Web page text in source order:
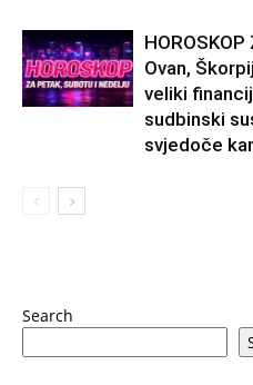
Ovan,
veliki
sudbinski
svjedoče
Search